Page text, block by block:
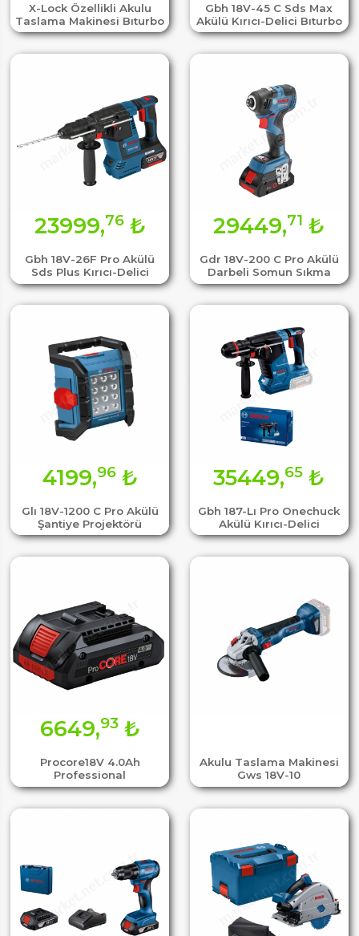
X-Lock Özellikli Akulu
Taslama Makinesi Bıturbo
Gbh 18V-45 C Sds Max
Akülü Kırıcı-Delici Bıturbo
Gbh 18V-26F Pro Akülü
Sds Plus Kırıcı-Delici
23999,76₺
Gdr 18V-200 C Pro Akülü
Darbeli Somun Sıkma
29449,71 ₺
Glı 18V-1200 C Pro Akülü
Şantiye Projektörü
4199,96₺
Gbh 187-Lı Pro Onechuck
Akülü Kırıcı-Delici
35449,65 ₺
Procore18V 4.0Ah
Professional
6649,93₺
Akulu Taslama Makinesi
Gws 18V-10